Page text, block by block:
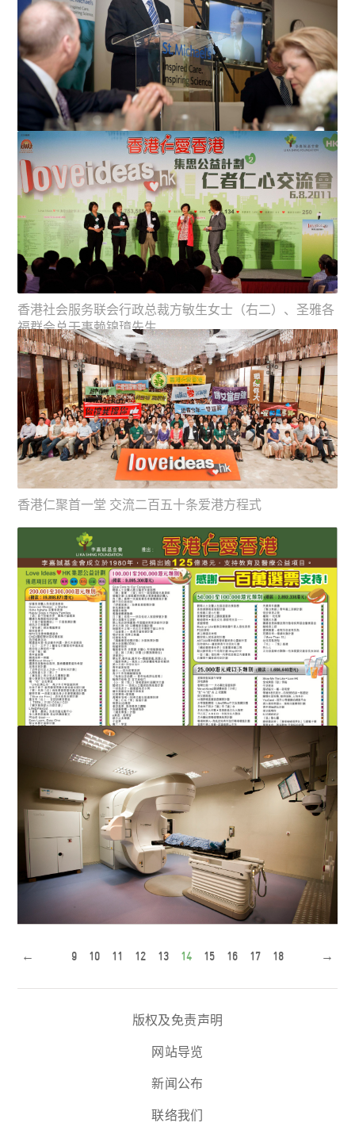
李嘉诚先生於今日（加拿大时间十月十八日）参观研究院
时，自告奋勇参与心肺復...
李嘉诚先生在研究院大楼开幕的午餐会上，向在场的嘉宾
说，在今天充满怀疑与事...
香港社会服务联会行政总裁方敏生女士（右二）、圣雅各
福群会总干事赖锦璋先生...
香港仁聚首一堂 交流二百五十条爱港方程式
顶尖科技放射治疗系统TrueBeam已於汕大医学院附属肿瘤
← 9 10 11 12 13 14 15 16 17 18 →
版权及免责声明
网站导览
新闻公布
联络我们